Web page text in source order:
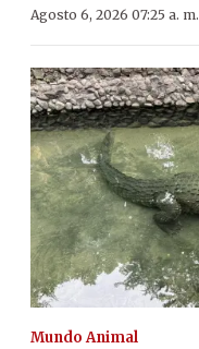
Agosto 6, 2026 07:25 a. m.
Mundo Animal